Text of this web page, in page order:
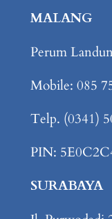
MALANG
Perum
Mobile: 085
Telp. (0341)
PIN:
SURABAYA